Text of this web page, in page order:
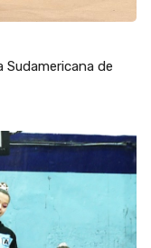
Sudamericana de